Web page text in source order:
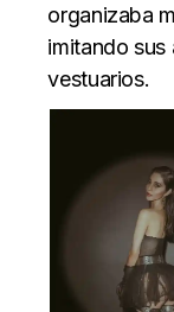
organizaba
imitando sus
vestuarios.